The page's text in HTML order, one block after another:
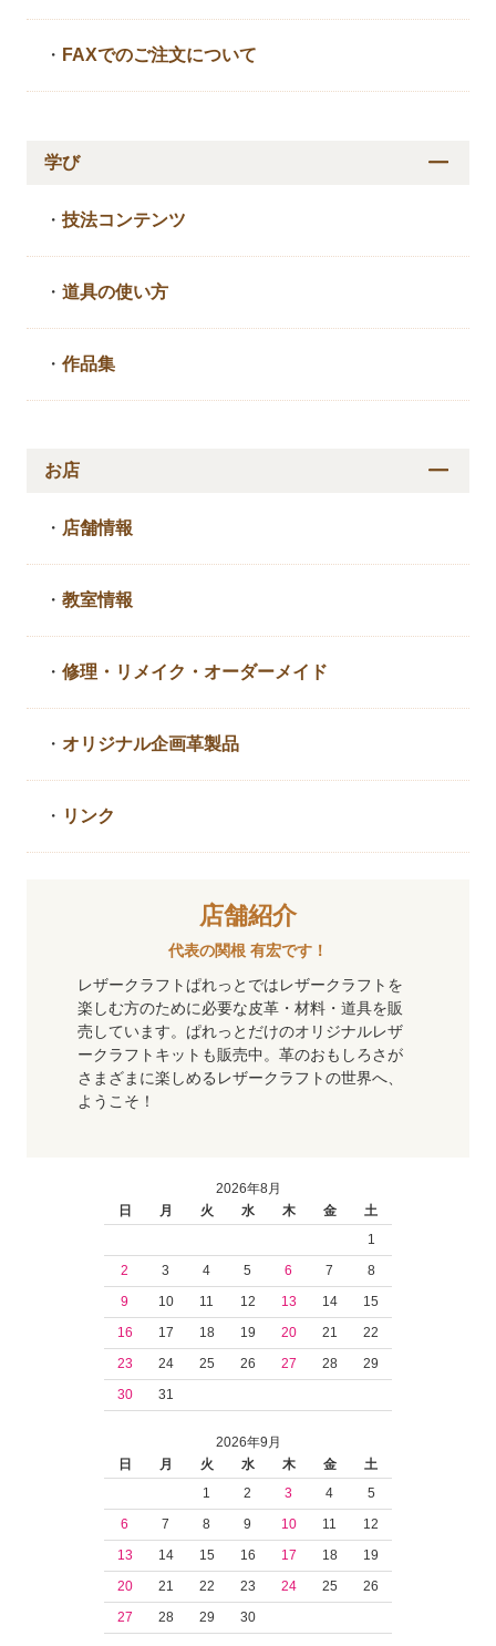
・ FAXでのご注文について
学び
・技法コンテンツ
・道具の使い方
・作品集
お店
・ 店舗情報
・教室情報
・修理・リメイク・ オーダーメイド
・ オリジナル企画革製品
・ リンク
店舗紹介
代表の関根 有宏です！
レザークラフトぱれっとではレザークラフトを
楽しむ方のために必要な皮革・材料・道具を販
売しています。ぱれっとだけのオリジナルレザ
ークラフトキットも販売中。革のおもしろさが
さまざまに楽しめるレザークラフトの世界へ、
ようこそ！
2026年8月
日
月 火 水 木 金
土
1
2
3 4 5 6 7
8
9
10 11 12 13 14
15
16
17 18 19 20 21
22
23
24 25 26 27 28
29
30
31
2026年9月
日
月 火 水 木 金
土
1
2 3 4
5
6
7 8 9 10 11
12
13
14 15 16 17 18
19
20
21 22 23 24 25
26
27
28 29 30